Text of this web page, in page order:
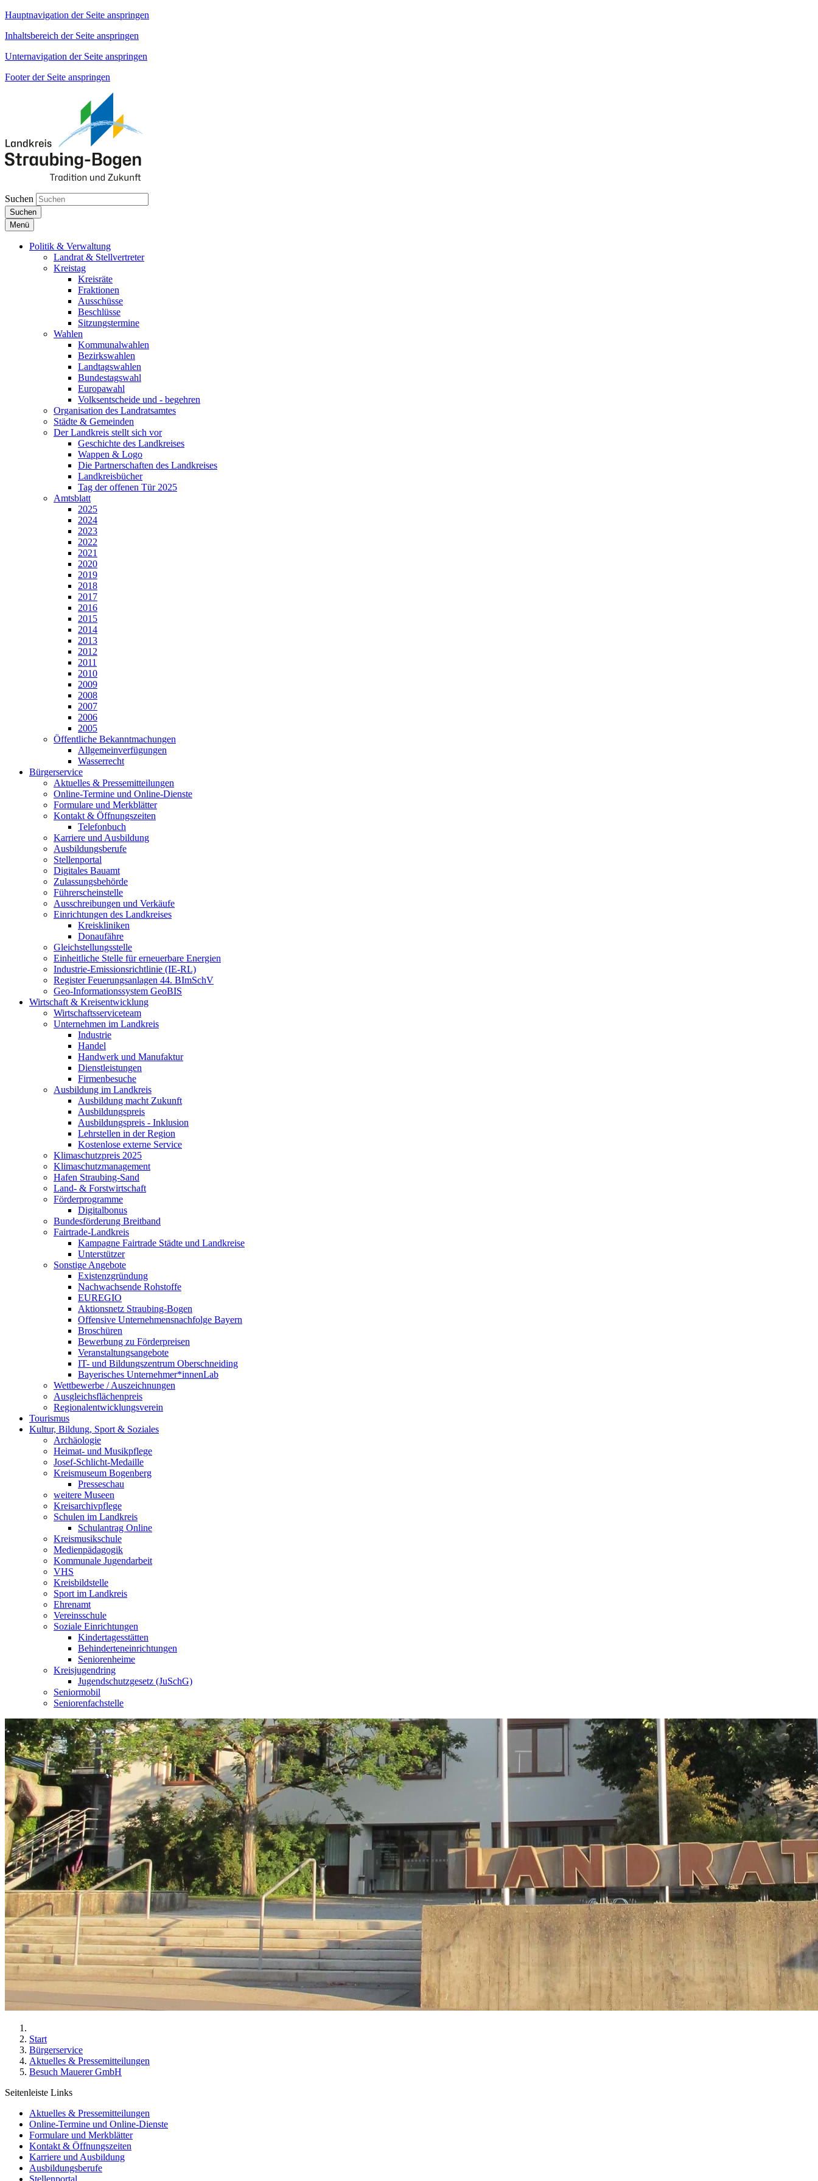
Hauptnavigation der Seite anspringen
Inhaltsbereich der Seite anspringen
Unternavigation der Seite anspringen
Footer der Seite anspringen
Suchen
Suchen
Menü
Politik & Verwaltung
Landrat & Stellvertreter
Kreistag
Kreisräte
Fraktionen
Ausschüsse
Beschlüsse
Sitzungstermine
Wahlen
Kommunalwahlen
Bezirkswahlen
Landtagswahlen
Bundestagswahl
Europawahl
Volksentscheide und - begehren
Organisation des Landratsamtes
Städte & Gemeinden
Der Landkreis stellt sich vor
Geschichte des Landkreises
Wappen & Logo
Die Partnerschaften des Landkreises
Landkreisbücher
Tag der offenen Tür 2025
Amtsblatt
2025
2024
2023
2022
2021
2020
2019
2018
2017
2016
2015
2014
2013
2012
2011
2010
2009
2008
2007
2006
2005
Öffentliche Bekanntmachungen
Allgemeinverfügungen
Wasserrecht
Bürgerservice
Aktuelles & Pressemitteilungen
Online-Termine und Online-Dienste
Formulare und Merkblätter
Kontakt & Öffnungszeiten
Telefonbuch
Karriere und Ausbildung
Ausbildungsberufe
Stellenportal
Digitales Bauamt
Zulassungsbehörde
Führerscheinstelle
Ausschreibungen und Verkäufe
Einrichtungen des Landkreises
Kreiskliniken
Donaufähre
Gleichstellungsstelle
Einheitliche Stelle für erneuerbare Energien
Industrie-Emissionsrichtlinie (IE-RL)
Register Feuerungsanlagen 44. BImSchV
Geo-Informationssystem GeoBIS
Wirtschaft & Kreisentwicklung
Wirtschaftsserviceteam
Unternehmen im Landkreis
Industrie
Handel
Handwerk und Manufaktur
Dienstleistungen
Firmenbesuche
Ausbildung im Landkreis
Ausbildung macht Zukunft
Ausbildungspreis
Ausbildungspreis - Inklusion
Lehrstellen in der Region
Kostenlose externe Service
Klimaschutzpreis 2025
Klimaschutzmanagement
Hafen Straubing-Sand
Land- & Forstwirtschaft
Förderprogramme
Digitalbonus
Bundesförderung Breitband
Fairtrade-Landkreis
Kampagne Fairtrade Städte und Landkreise
Unterstützer
Sonstige Angebote
Existenzgründung
Nachwachsende Rohstoffe
EUREGIO
Aktionsnetz Straubing-Bogen
Offensive Unternehmensnachfolge Bayern
Broschüren
Bewerbung zu Förderpreisen
Veranstaltungsangebote
IT- und Bildungszentrum Oberschneiding
Bayerisches Unternehmer*innenLab
Wettbewerbe / Auszeichnungen
Ausgleichsflächenpreis
Regionalentwicklungsverein
Tourismus
Kultur, Bildung, Sport & Soziales
Archäologie
Heimat- und Musikpflege
Josef-Schlicht-Medaille
Kreismuseum Bogenberg
Presseschau
weitere Museen
Kreisarchivpflege
Schulen im Landkreis
Schulantrag Online
Kreismusikschule
Medienpädagogik
Kommunale Jugendarbeit
VHS
Kreisbildstelle
Sport im Landkreis
Ehrenamt
Vereinsschule
Soziale Einrichtungen
Kindertagesstätten
Behinderteneinrichtungen
Seniorenheime
Kreisjugendring
Jugendschutzgesetz (JuSchG)
Seniormobil
Seniorenfachstelle
Start
Bürgerservice
Aktuelles & Pressemitteilungen
Besuch Mauerer GmbH
Seitenleiste Links
Aktuelles & Pressemitteilungen
Online-Termine und Online-Dienste
Formulare und Merkblätter
Kontakt & Öffnungszeiten
Karriere und Ausbildung
Ausbildungsberufe
Stellenportal